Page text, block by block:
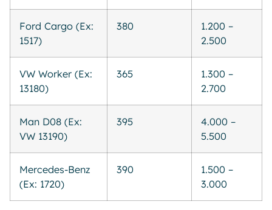
Ford Cargo (Ex:
1517)
380
1.200 –
2.500
VW Worker (Ex:
13180)
365
1.300 –
2.700
Man D08 (Ex:
VW 13190)
395
4.000 –
5.500
Mercedes-Benz
(Ex: 1720)
390
1.500 –
3.000